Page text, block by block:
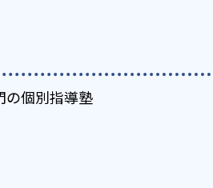
の個別指導塾